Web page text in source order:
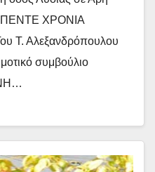
ΠΕΝΤΕ ΧΡΟΝΙΑ
Τ. Αλεξανδρόπουλου
συμβούλιο